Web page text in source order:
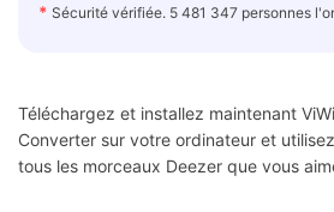
* Sécurité vérifiée. 5 481 347 personnes
Téléchargez et installez maintenant
Converter sur votre ordinateur et
tous les morceaux Deezer que vous